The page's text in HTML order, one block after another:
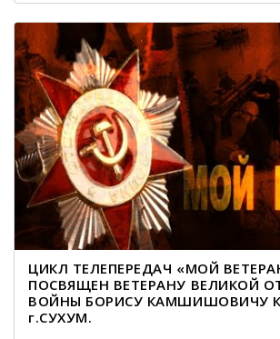
ЦИКЛ ТЕЛЕПЕРЕДАЧ «МОЙ
ПОСВЯЩЕН ВЕТЕРАНУ ВЕЛИКОЙ
ВОЙНЫ БОРИСУ КАМШИШОВИЧУ
г.СУХУМ.